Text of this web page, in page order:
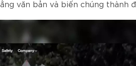
văn bản và biến chúng thành